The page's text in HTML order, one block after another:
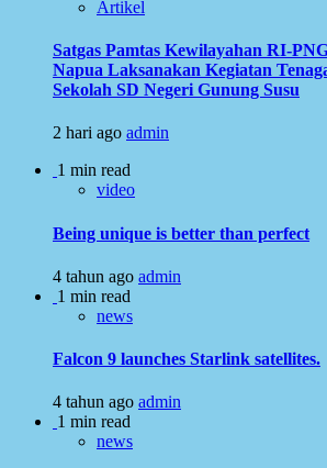
Artikel
Satgas Pamtas Kewilayahan RI-
Napua Laksanakan Kegiatan
Sekolah SD Negeri Gunung Susu
2 hari ago admin
1 min read
video
Being unique is better than perfect
4 tahun ago admin
1 min read
news
Falcon 9 launches Starlink satellites.
4 tahun ago admin
1 min read
news